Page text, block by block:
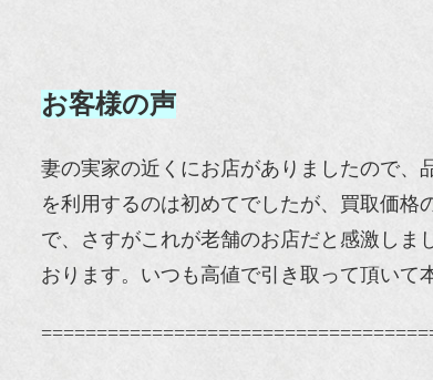
お客様の声
妻の実家の近くにお店がありましたので、
を利用するのは初めてでしたが、買取価
で、さすがこれが老舗のお店だと感激しま
おります。いつも高値で引き取って頂いて